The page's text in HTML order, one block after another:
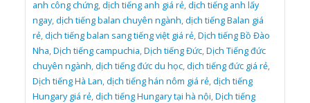
anh công chứng,dịch tiếng anh giá rẻ,dịch tiếng anh lấy
ngay,dịch tiếng balan chuyên ngành,dịch tiếng Balan giá
rẻ,dịch tiếng balan sang tiếng việt giá rẻ,Dịch tiếng Bồ Đào
Nha,Dịch tiếng campuchia,Dịch tiếng Đức,Dịch Tiếng đức
chuyên ngành,dịch tiếng đức du học,dịch tiếng đức giá rẻ,
Dịch tiếng Hà Lan,dịch tiếng hán nôm giá rẻ,dịch tiếng
Hungary giá rẻ,dịch tiếng Hungary tại hà nội,Dịch tiếng